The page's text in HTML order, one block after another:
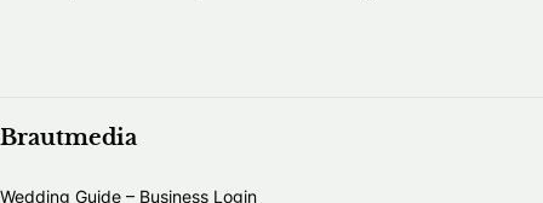
Brautmedia
Wedding Guide – Business Login